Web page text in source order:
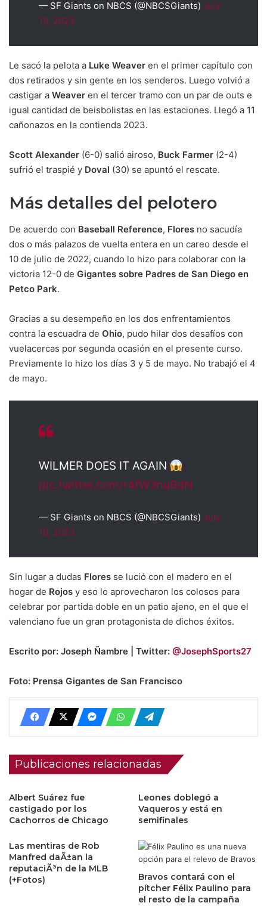
— SF Giants on NBCS (@NBCSGiants) July
19, 2023
Le sacó la pelota a Luke Weaver en el primer capítulo con
dos retirados y sin gente en los senderos. Luego volvió a
castigar a Weaver en el tercer tramo con un par de outs e
igual cantidad de beisbolistas en las estaciones. Llegó a 11
cañonazos en la contienda 2023.
Scott Alexander (6-0) salió airoso, Buck Farmer (2-4)
sufrió el traspié y Doval (30) se apuntó el rescate.
Más detalles del pelotero
De acuerdo con Baseball Reference, Flores no sacudía
dos o más palazos de vuelta entera en un careo desde el
10 de julio de 2022, cuando lo hizo para colaborar con la
victoria 12-0 de Gigantes sobre Padres de San Diego en
Petco Park.
Gracias a su desempeño en los dos enfrentamientos
contra la escuadra de Ohio, pudo hilar dos desafíos con
vuelacercas por segunda ocasión en el presente curso.
Previamente lo hizo los días 3 y 5 de mayo. No trabajó el 4
de mayo.
WILMER DOES IT AGAIN
pic.twitter.com/r4fW3nuBdN
— SF Giants on NBCS (@NBCSGiants) July
19, 2023
Sin lugar a dudas Flores se lució con el madero en el
hogar de Rojos y eso lo aprovecharon los colosos para
celebrar por partida doble en un patio ajeno, en el que el
valenciano fue un gran protagonista de dichos éxitos.
Escrito por: Joseph Ñambre | Twitter: @JosephSports27
Foto: Prensa Gigantes de San Francisco
Publicaciones relacionadas
Albert Suárez fue
castigado por los
Cachorros de Chicago
Leones doblegó a
Vaqueros y está en
semifinales
Las mentiras de Rob
Manfred daÃ±an la
reputaciÃ³n de la MLB
(+Fotos)
Bravos contará con el
pítcher Félix Paulino para
el resto de la campaña